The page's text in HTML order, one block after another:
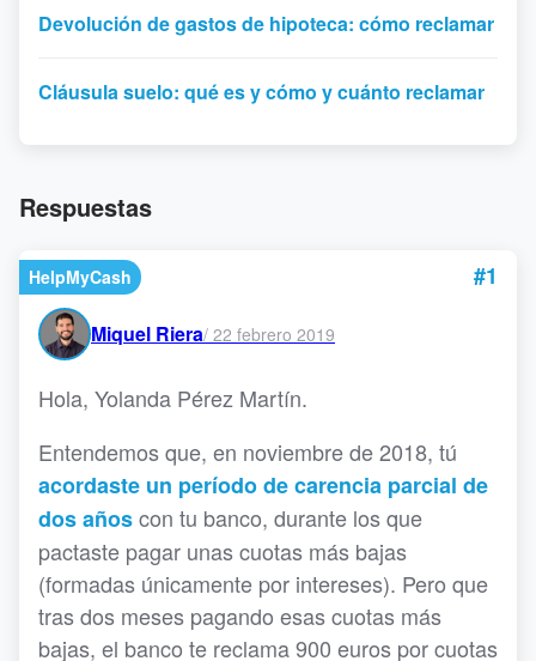
Devolución de gastos de hipoteca: cómo reclamar
Cláusula suelo: qué es y cómo y cuánto reclamar
Respuestas
HelpMyCash #1
Miquel Riera/ 22 febrero 2019
Hola, Yolanda Pérez Martín.
Entendemos que, en noviembre de 2018, tú
acordaste un período de carencia parcial de
dos añoscon tu banco, durante los que
pactaste pagar unas cuotas más bajas
(formadas únicamente por intereses). Pero que
tras dos meses pagando esas cuotas más
bajas, el banco te reclama 900 euros por cuotas